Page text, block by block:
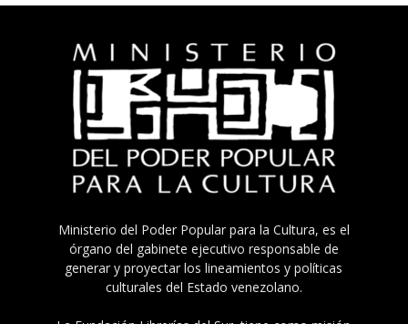
Ministerio del Poder Popular para la Cultura, es el
órgano del gabinete ejecutivo responsable de
generar y proyectar los lineamientos y políticas
culturales del Estado venezolano.